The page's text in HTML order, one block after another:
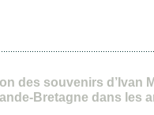
des souvenirs d’Ivan
Bretagne dans les